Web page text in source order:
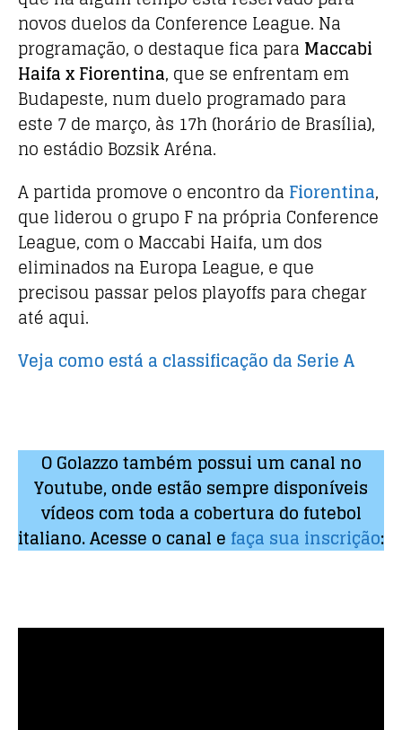
novos duelos da Conference League. Na
programação, o destaque fica para Maccabi
Haifa x Fiorentina, que se enfrentam em
Budapeste, num duelo programado para
este 7 de março, às 17h (horário de Brasília),
no estádio Bozsik Aréna.
A partida promove o encontro da Fiorentina,
que liderou o grupo F na própria Conference
League, com o Maccabi Haifa, um dos
eliminados na Europa League, e que
precisou passar pelos playoffs para chegar
até aqui.
Veja como está a classificação da Serie A
O Golazzo também possui um canal no
Youtube, onde estão sempre disponíveis
vídeos com toda a cobertura do futebol
italiano. Acesse o canal e faça sua inscrição: